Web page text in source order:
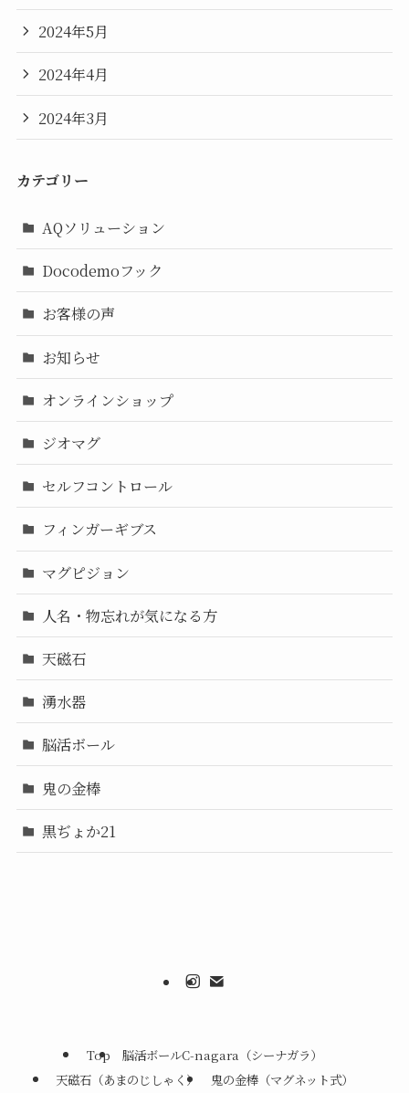
2024年5月
2024年4月
2024年3月
カテゴリー
AQソリューション
Docodemoフック
お客様の声
お知らせ
オンラインショップ
ジオマグ
セルフコントロール
フィンガーギブス
マグピジョン
人名・物忘れが気になる方
天磁石
湧水器
脳活ボール
鬼の金棒
黒ぢょか21
Top
脳活ボールC-nagara（シーナガラ）
天磁石（あまのじしゃく）
鬼の金棒（マグネット式）